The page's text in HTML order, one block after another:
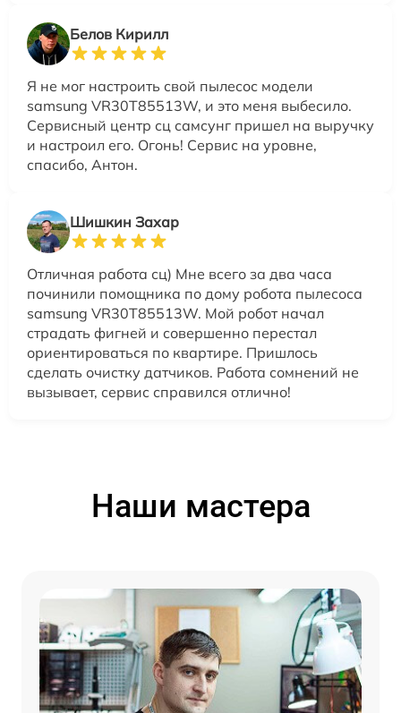
Белов Кирилл
Я не мог настроить свой пылесос модели
samsung VR30T85513W, и это меня выбесило.
Сервисный центр сц самсунг пришел на выручку
и настроил его. Огонь! Сервис на уровне,
спасибо, Антон.
Шишкин Захар
Отличная работа сц) Мне всего за два часа
починили помощника по дому робота пылесоса
samsung VR30T85513W. Мой робот начал
страдать фигней и совершенно перестал
ориентироваться по квартире. Пришлось
сделать очистку датчиков. Работа сомнений не
вызывает, сервис справился отлично!
Наши мастера